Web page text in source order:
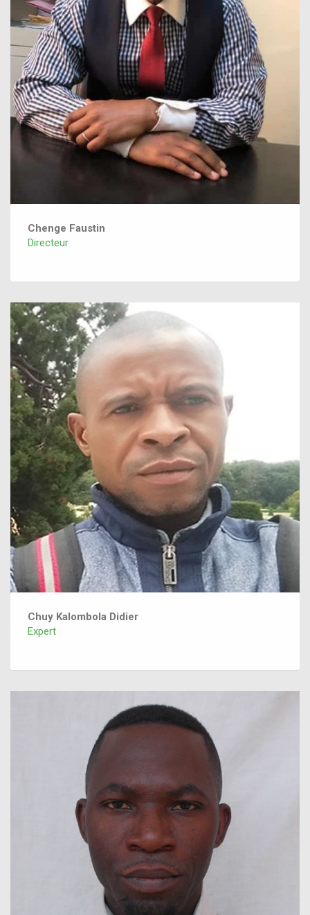
Chenge Faustin
Directeur
Chuy Kalombola Didier
Expert